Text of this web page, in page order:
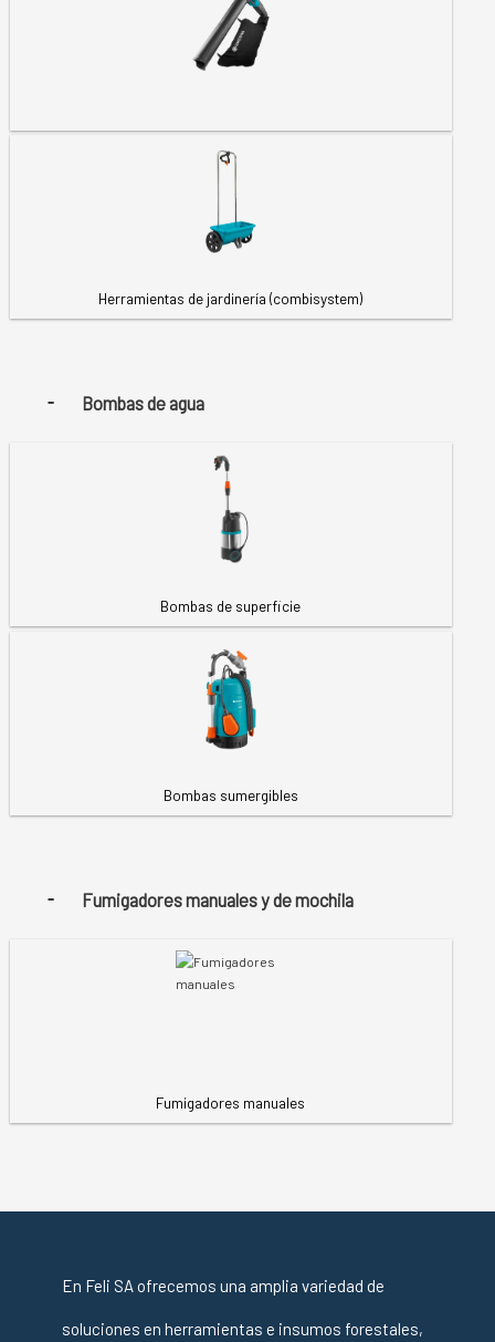
Herramientas de jardinería (combisystem)
Bombas de agua
Bombas de superficie
Bombas sumergibles
Fumigadores manuales y de mochila
Fumigadores manuales
En Feli SA ofrecemos una amplia variedad de
soluciones en herramientas e insumos forestales,